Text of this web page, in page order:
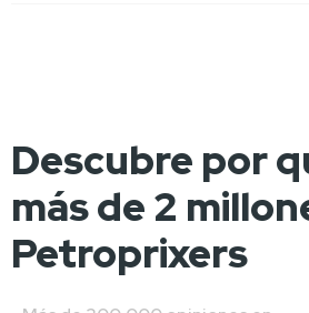
Descubre por
más de 2
Petroprixers